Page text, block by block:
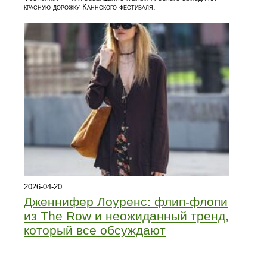
красную дорожку Каннского фестиваля.
2026-04-20
Дженнифер Лоуренс: флип-флопи
из The Row и неожиданный тренд,
который все обсуждают